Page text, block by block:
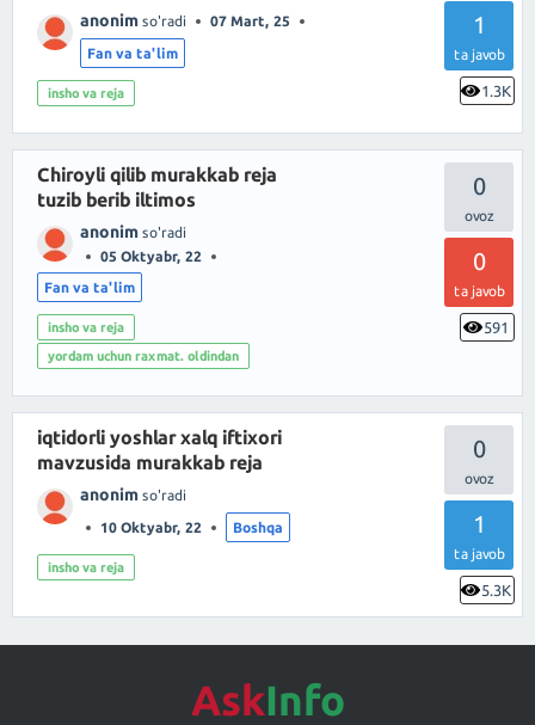
1
ta javob
1.3K
anonim so'radi 07 Mart, 25
Fan va ta'lim
insho va reja
0
0
ta javob
591
Chiroyli qilib murakkab reja
tuzib berib iltimos
anonim so'radi
05 Oktyabr, 22
Fan va ta'lim
insho va reja
yordam uchun raxmat. oldindan
0
1
ta javob
5.3K
iqtidorli yoshlar xalq iftixori
mavzusida murakkab reja
anonim so'radi
10 Oktyabr, 22 Boshqa
insho va reja
AskInfo